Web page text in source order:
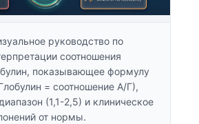
руководство по
соотношения
показывающее формулу
= соотношение А/Г),
(1,1-2,5) и клиническое
от нормы.